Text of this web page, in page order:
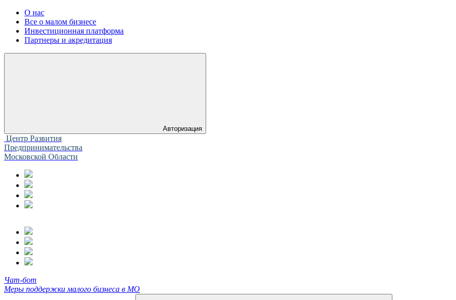
О нас
Все о малом бизнесе
Инвестиционная платформа
Партнеры и акредитация
Авторизация
Центр Развития
Предпринимательства
Московской Области
Чат-бот
Меры поддержки малого бизнеса в МО